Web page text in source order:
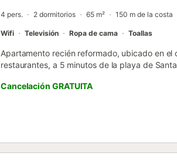
4 pers. 2 dormitorios 65 m² 150 m de la costa
Wifi Televisión Ropa de cama Toallas
Apartamento recién reformado, ubicado en
restaurantes, a 5 minutos de la playa de
dobles, salón, cocina y baño. Nuestro
alojamiento de máxima calidad. Prestamos
Cancelación GRATUITA